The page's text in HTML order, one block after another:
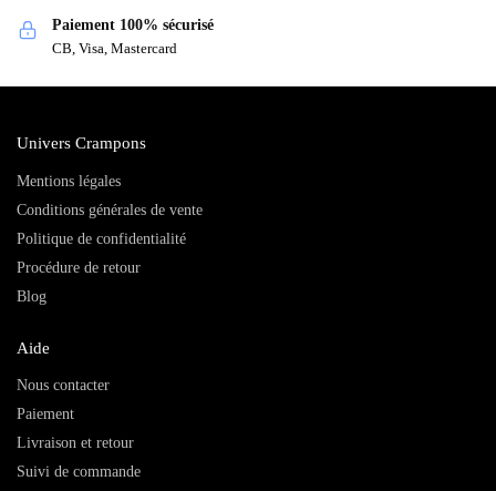
Paiement 100% sécurisé
CB, Visa, Mastercard
Univers Crampons
Mentions légales
Conditions générales de vente
Politique de confidentialité
Procédure de retour
Blog
Aide
Nous contacter
Paiement
Livraison et retour
Suivi de commande